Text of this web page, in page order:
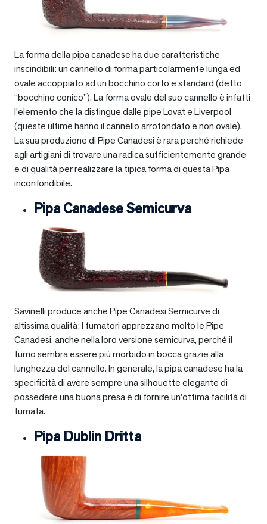
La forma della pipa canadese ha due caratteristiche
inscindibili: un cannello di forma particolarmente lunga ed
ovale accoppiato ad un bocchino corto e standard (detto
“bocchino conico”). La forma ovale del suo cannello è infatti
l’elemento che la distingue dalle pipe Lovat e Liverpool
(queste ultime hanno il cannello arrotondato e non ovale).
La sua produzione di Pipe Canadesi è rara perché richiede
agli artigiani di trovare una radica sufficientemente grande
e di qualità per realizzare la tipica forma di questa Pipa
inconfondibile.
Pipa Canadese Semicurva
Savinelli produce anche Pipe Canadesi Semicurve di
altissima qualità; I fumatori apprezzano molto le Pipe
Canadesi, anche nella loro versione semicurva, perché il
fumo sembra essere più morbido in bocca grazie alla
lunghezza del cannello. In generale, la pipa canadese ha la
specificità di avere sempre una silhouette elegante di
possedere una buona presa e di fornire un’ottima facilità di
fumata.
Pipa Dublin Dritta